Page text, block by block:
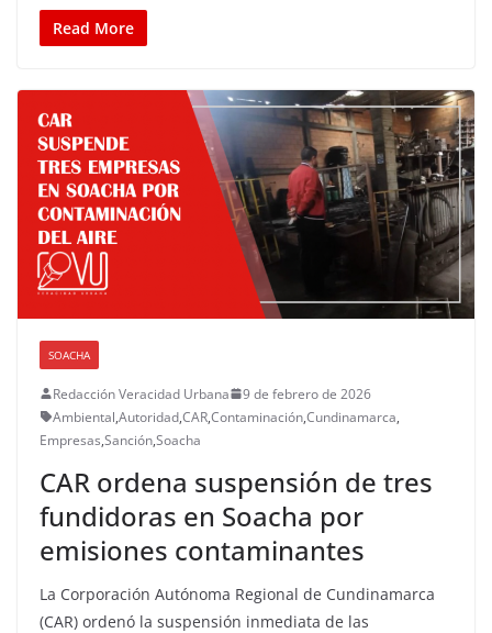
Read More
SOACHA
Redacción Veracidad Urbana
9 de febrero de 2026
Ambiental,Autoridad,CAR,Contaminación,Cundinamarca,
Empresas,Sanción,Soacha
CAR ordena suspensión de tres
fundidoras en Soacha por
emisiones contaminantes
La Corporación Autónoma Regional de Cundinamarca
(CAR) ordenó la suspensión inmediata de las